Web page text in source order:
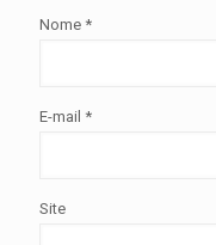
Nome *
E-mail *
Site